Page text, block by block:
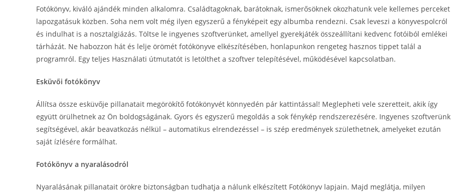
Fotókönyv, kiváló ajándék minden alkalomra. Családtagoknak, barátoknak, ismerősöknek okozhatunk vele kellemes perceket
lapozgatásuk közben. Soha nem volt még ilyen egyszerű a fényképeit egy albumba rendezni. Csak leveszi a könyvespolcról
és indulhat is a nosztalgiázás. Töltse le ingyenes szoftverünket, amellyel gyerekjáték összeállítani kedvenc fotóiból emlékei
tárházát. Ne habozzon hát és lelje örömét fotókönyve elkészítésében, honlapunkon rengeteg hasznos tippet talál a
programról. Egy teljes Használati útmutatót is letölthet a szoftver telepítésével, működésével kapcsolatban.
Esküvői fotókönyv
Állítsa össze esküvője pillanatait megörökítő fotókönyvét könnyedén pár kattintással! Meglepheti vele szeretteit, akik így
együtt örülhetnek az Ön boldogságának. Gyors és egyszerű megoldás a sok fénykép rendszerezésére. Ingyenes szoftverünk
segítségével, akár beavatkozás nélkül – automatikus elrendezéssel – is szép eredmények születhetnek, amelyeket ezután
saját ízlésére formálhat.
Fotókönyv a nyaralásodról
Nyaralásának pillanatait örökre biztonságban tudhatja a nálunk elkészített Fotókönyv lapjain. Majd meglátja, milyen